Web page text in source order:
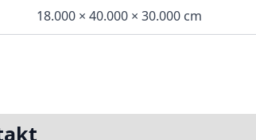
18.000 × 40.000 × 30.000 cm